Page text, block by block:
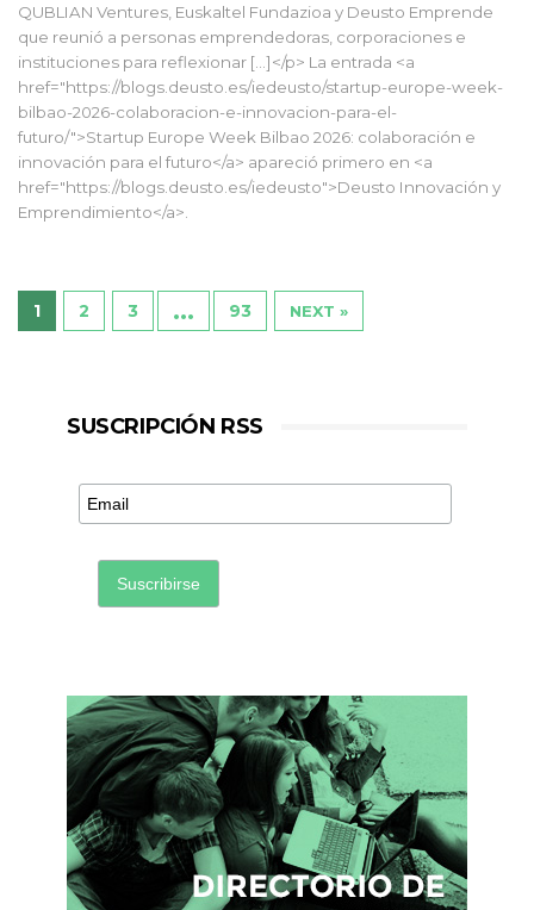
QUBLIAN Ventures, Euskaltel Fundazioa y Deusto Emprende
que reunió a personas emprendedoras, corporaciones e
instituciones para reflexionar […]</p> La entrada <a
href="https://blogs.deusto.es/iedeusto/startup-europe-week-
bilbao-2026-colaboracion-e-innovacion-para-el-
futuro/">Startup Europe Week Bilbao 2026: colaboración e
innovación para el futuro</a> apareció primero en <a
href="https://blogs.deusto.es/iedeusto">Deusto Innovación y
Emprendimiento</a>.
1 2 3 … 93 NEXT »
SUSCRIPCIÓN RSS